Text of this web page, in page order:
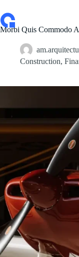
al
contenido
Morbi Quis Commodo
Construction,